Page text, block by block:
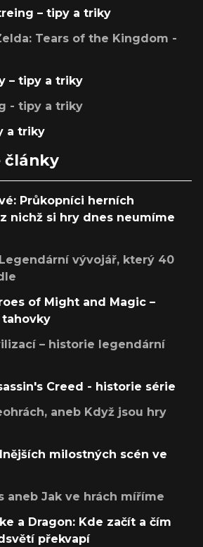
– tipy a triky
Tears of the Kingdom -
– tipy a triky
- tipy a triky
a triky
články
Průkopníci herních
nichž si hry dnes neumíme
vývojář, který 40
of Might and Magic –
– historie legendární
Creed - historie série
aneb Když jsou hry
milostných scén ve
aneb Jak ve hrách míříme
a Dragon: Kde začít a čím
překvapí